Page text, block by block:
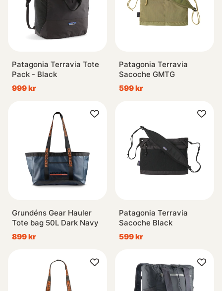
Patagonia Terravia Tote
Pack - Black
999 kr
Patagonia Terravia
Sacoche GMTG
599 kr
Grundéns Gear Hauler
Tote bag 50L Dark Navy
899 kr
Patagonia Terravia
Sacoche Black
599 kr